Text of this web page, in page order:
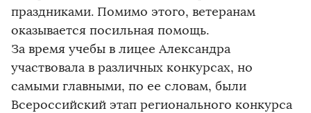
праздниками. Помимо этого, ветеранам
оказывается посильная помощь.
За время учебы в лицее Александра
участвовала в различных конкурсах, но
самыми главными, по ее словам, были
Всероссийский этап регионального конкурса